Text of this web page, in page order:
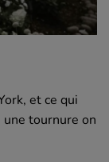
et ce qui
tournure on